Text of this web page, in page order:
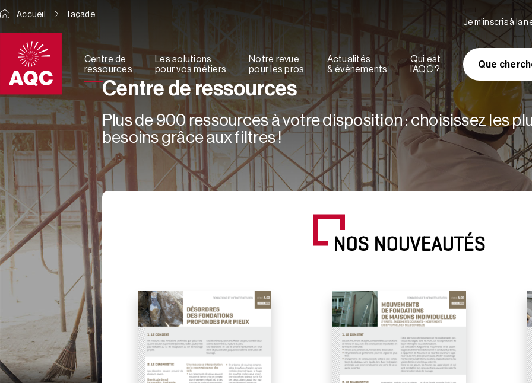
Centre de
ressources
Les solutions
pour vos métiers
Notre revue
pour les pros
Actualités
& évènements
Qui est
l’AQC ?
Je m'inscris à la
Que
Accueil façade
Centre de ressources
Plus de 900 ressources à votre disposition : choisissez les
besoins grâce aux filtres !
NOS NOUVEAUTÉS